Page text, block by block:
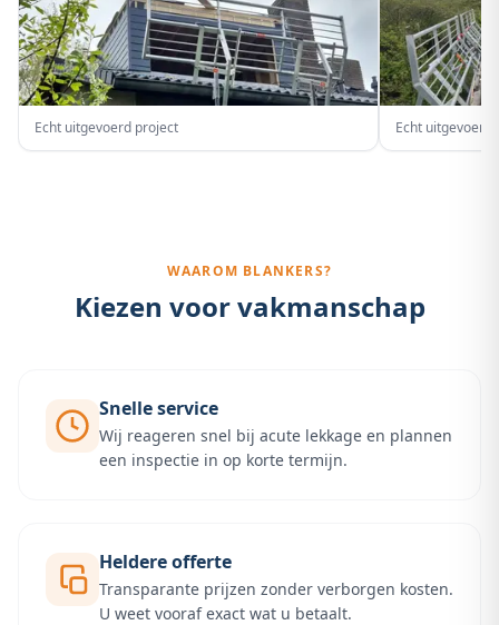
Echt uitgevoerd project Echt uitgevoerd
WAAROM BLANKERS?
Kiezen voor vakmanschap
Snelle service
Wij reageren snel bij acute lekkage en plannen
een inspectie in op korte termijn.
Heldere offerte
Transparante prijzen zonder verborgen kosten.
U weet vooraf exact wat u betaalt.